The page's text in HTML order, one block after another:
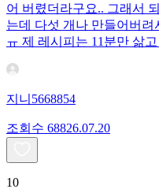
어 버렸더라구요.. 그래서
는데 다섯 개나 만들어버
ㅠ 제 레시피는 11분만 삶
지니5668854
조회수 68826.07.20
10